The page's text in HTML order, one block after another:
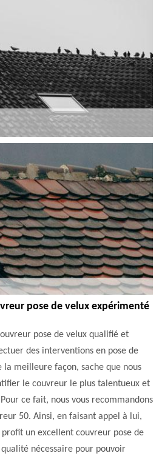
pose de velux expérimenté
pose de velux qualifié et
des interventions en pose de
meilleure façon, sache que nous
le couvreur le plus talentueux et
ce fait, nous vous recommandons
50. Ainsi, en faisant appel à lui,
un excellent couvreur pose de
nécessaire pour pouvoir